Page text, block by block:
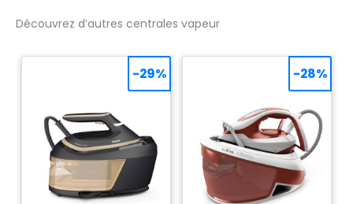
Découvrez d’autres centrales vapeur
-29% -28%